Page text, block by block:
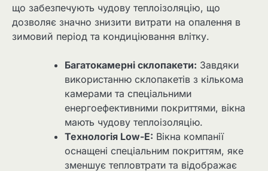
що забезпечують чудову теплоізоляцію, що
дозволяє значно знизити витрати на опалення в
зимовий період та кондиціювання влітку.
Багатокамерні склопакети: Завдяки
використанню склопакетів з кількома
камерами та спеціальними
енергоефективними покриттями, вікна
мають чудову теплоізоляцію.
Технологія Low-E: Вікна компанії
оснащені спеціальним покриттям, яке
зменшує тепловтрати та відображає